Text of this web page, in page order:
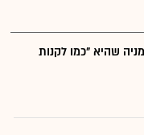
שהיא "כמו לקנות